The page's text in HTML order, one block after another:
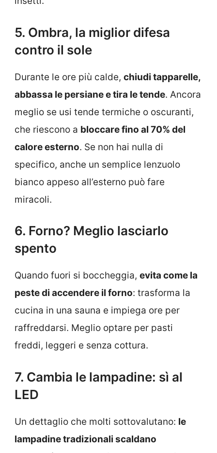
5. Ombra, la miglior difesa
contro il sole
Durante le ore più calde, chiudi tapparelle,
abbassa le persiane e tira le tende. Ancora
meglio se usi tende termiche o oscuranti,
che riescono a bloccare fino al 70% del
calore esterno. Se non hai nulla di
specifico, anche un semplice lenzuolo
bianco appeso all’esterno può fare
miracoli.
6. Forno? Meglio lasciarlo
spento
Quando fuori si boccheggia, evita come la
peste di accendere il forno: trasforma la
cucina in una sauna e impiega ore per
raffreddarsi. Meglio optare per pasti
freddi, leggeri e senza cottura.
7. Cambia le lampadine: sì al
LED
Un dettaglio che molti sottovalutano: le
lampadine tradizionali scaldano